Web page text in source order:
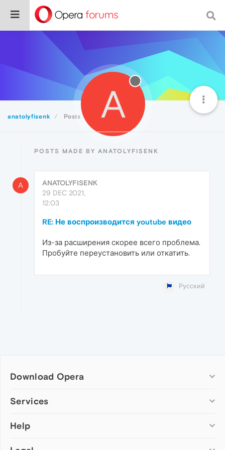
anatolyfisenk Posts A
POSTS MADE BY ANATOLYFISENK
A
ANATOLYFISENK
29 DEC 2021,
12:03
RE: Не воспроизводится youtube видео
Из-за расширения скорее всего проблема.
Пробуйте переустановить или откатить.
Русский
Download Opera
Computer browsers
Opera for Mac
Services
Add-ons
Help